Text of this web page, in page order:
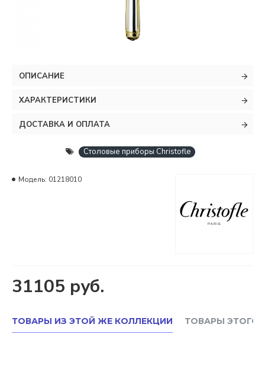
ОПИСАНИЕ
ХАРАКТЕРИСТИКИ
ДОСТАВКА И ОПЛАТА
Столовые приборы Christofle
31105 руб.
Модель: 01218010
ТОВАРЫ ИЗ ЭТОЙ ЖЕ КОЛЛЕКЦИИ ТОВАРЫ ЭТОГО